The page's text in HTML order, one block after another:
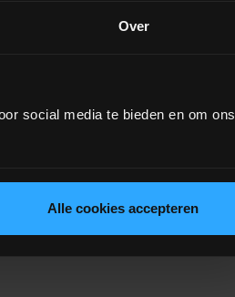
Over
social media te bieden en om ons
Alle cookies accepteren